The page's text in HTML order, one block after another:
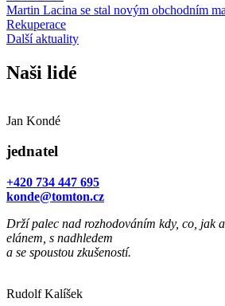
Martin Lacina se stal novým obchodním
Rekuperace
Další aktuality
Naši lidé
Jan Kondé
jednatel
+420 734 447 695
konde@tomton.cz
Drží palec nad rozhodováním kdy, co, jak
elánem, s nadhledem
a se spoustou zkušeností.
Rudolf Kalíšek